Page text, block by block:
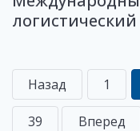
Назад 1
39 Вперед